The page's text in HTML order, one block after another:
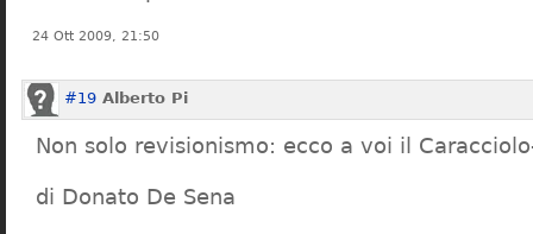
24 Ott 2009, 21:50
#19 Alberto Pi
Non solo revisionismo: ecco a voi il
di Donato De Sena